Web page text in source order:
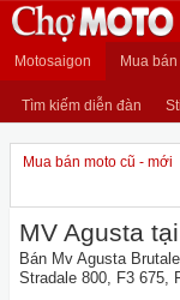
Motosaigon Mua
Tìm kiếm diễn đàn
Mua bán moto cũ - mới
MV Agusta
Bán Mv Agusta
Stradale 800, F3 675,